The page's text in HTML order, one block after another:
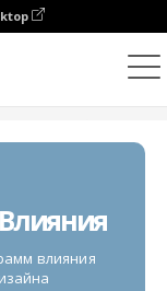
влияния